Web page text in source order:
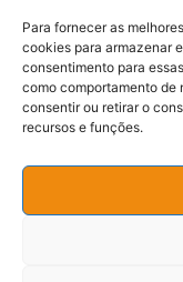
Para fornecer as
cookies para armazenar
consentimento para
como comportamento de
consentir ou retirar o
recursos e funções.
Política de